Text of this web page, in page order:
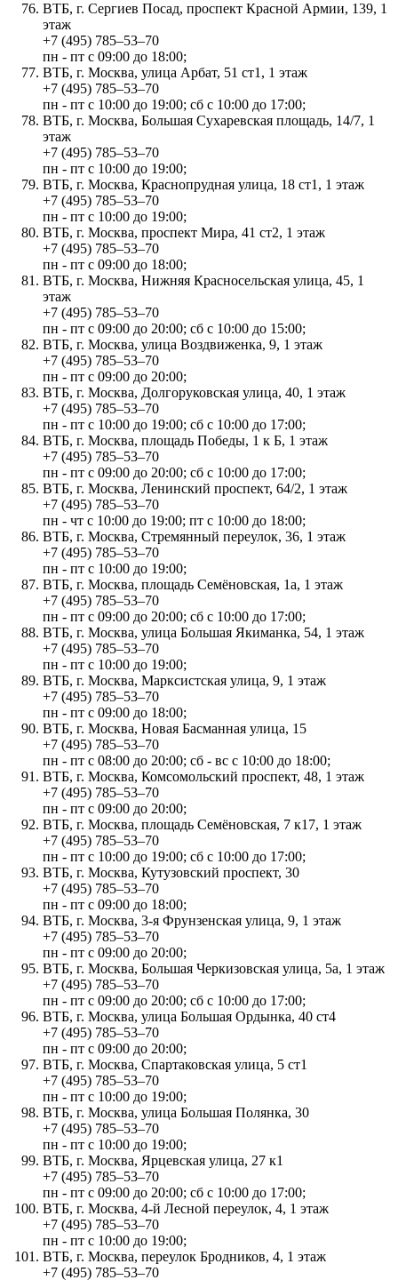
ВТБ, г. Сергиев Посад, проспект Красной Армии, 139, 1
этаж
+7 (495) 785‒53‒70
пн - пт с 09:00 до 18:00;
ВТБ, г. Москва, улица Арбат, 51 ст1, 1 этаж
+7 (495) 785‒53‒70
пн - пт с 10:00 до 19:00; сб с 10:00 до 17:00;
ВТБ, г. Москва, Большая Сухаревская площадь, 14/7, 1
этаж
+7 (495) 785‒53‒70
пн - пт с 10:00 до 19:00;
ВТБ, г. Москва, Краснопрудная улица, 18 ст1, 1 этаж
+7 (495) 785‒53‒70
пн - пт с 10:00 до 19:00;
ВТБ, г. Москва, проспект Мира, 41 ст2, 1 этаж
+7 (495) 785‒53‒70
пн - пт с 09:00 до 18:00;
ВТБ, г. Москва, Нижняя Красносельская улица, 45, 1
этаж
+7 (495) 785‒53‒70
пн - пт с 09:00 до 20:00; сб с 10:00 до 15:00;
ВТБ, г. Москва, улица Воздвиженка, 9, 1 этаж
+7 (495) 785‒53‒70
пн - пт с 09:00 до 20:00;
ВТБ, г. Москва, Долгоруковская улица, 40, 1 этаж
+7 (495) 785‒53‒70
пн - пт с 10:00 до 19:00; сб с 10:00 до 17:00;
ВТБ, г. Москва, площадь Победы, 1 к Б, 1 этаж
+7 (495) 785‒53‒70
пн - пт с 09:00 до 20:00; сб с 10:00 до 17:00;
ВТБ, г. Москва, Ленинский проспект, 64/2, 1 этаж
+7 (495) 785‒53‒70
пн - чт с 10:00 до 19:00; пт с 10:00 до 18:00;
ВТБ, г. Москва, Стремянный переулок, 36, 1 этаж
+7 (495) 785‒53‒70
пн - пт с 10:00 до 19:00;
ВТБ, г. Москва, площадь Семёновская, 1а, 1 этаж
+7 (495) 785‒53‒70
пн - пт с 09:00 до 20:00; сб с 10:00 до 17:00;
ВТБ, г. Москва, улица Большая Якиманка, 54, 1 этаж
+7 (495) 785‒53‒70
пн - пт с 10:00 до 19:00;
ВТБ, г. Москва, Марксистская улица, 9, 1 этаж
+7 (495) 785‒53‒70
пн - пт с 09:00 до 18:00;
ВТБ, г. Москва, Новая Басманная улица, 15
+7 (495) 785‒53‒70
пн - пт с 08:00 до 20:00; сб - вс с 10:00 до 18:00;
ВТБ, г. Москва, Комсомольский проспект, 48, 1 этаж
+7 (495) 785‒53‒70
пн - пт с 09:00 до 20:00;
ВТБ, г. Москва, площадь Семёновская, 7 к17, 1 этаж
+7 (495) 785‒53‒70
пн - пт с 10:00 до 19:00; сб с 10:00 до 17:00;
ВТБ, г. Москва, Кутузовский проспект, 30
+7 (495) 785‒53‒70
пн - пт с 09:00 до 18:00;
ВТБ, г. Москва, 3-я Фрунзенская улица, 9, 1 этаж
+7 (495) 785‒53‒70
пн - пт с 09:00 до 20:00;
ВТБ, г. Москва, Большая Черкизовская улица, 5а, 1 этаж
+7 (495) 785‒53‒70
пн - пт с 09:00 до 20:00; сб с 10:00 до 17:00;
ВТБ, г. Москва, улица Большая Ордынка, 40 ст4
+7 (495) 785‒53‒70
пн - пт с 09:00 до 20:00;
ВТБ, г. Москва, Спартаковская улица, 5 ст1
+7 (495) 785‒53‒70
пн - пт с 10:00 до 19:00;
ВТБ, г. Москва, улица Большая Полянка, 30
+7 (495) 785‒53‒70
пн - пт с 10:00 до 19:00;
ВТБ, г. Москва, Ярцевская улица, 27 к1
+7 (495) 785‒53‒70
пн - пт с 09:00 до 20:00; сб с 10:00 до 17:00;
ВТБ, г. Москва, 4-й Лесной переулок, 4, 1 этаж
+7 (495) 785‒53‒70
пн - пт с 10:00 до 19:00;
ВТБ, г. Москва, переулок Бродников, 4, 1 этаж
+7 (495) 785‒53‒70